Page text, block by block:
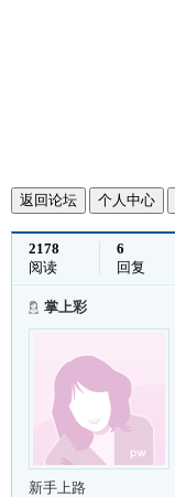
返回论坛 个人中心
2178
阅读
6
回复
掌上彩
新手上路